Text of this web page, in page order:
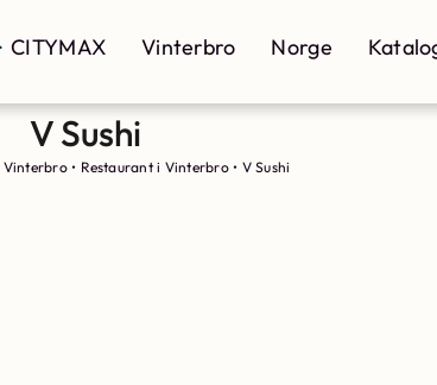
CITYMAX Vinterbro Norge
V Sushi
Vinterbro• Restaurant i Vinterbro• V Sushi